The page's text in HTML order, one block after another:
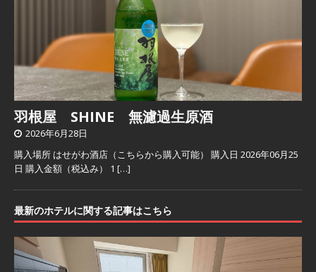
羽根屋 SHINE 無濾過生原酒
2026年6月28日
購入場所 はせがわ酒店（こちらから購入可能） 購入日 2026年06月25
日 購入金額（税込み） 1 […]
最新のホテルに関する記事はこちら